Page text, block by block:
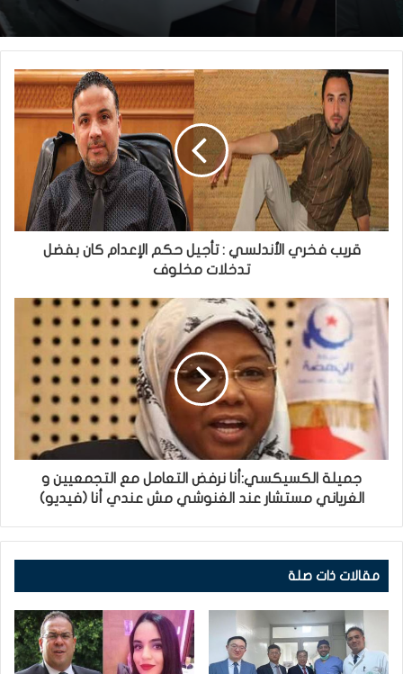
قريب فخري الأندلسي : تأجيل حكم الإعدام كان بفضل
تدخلات مخلوف
جميلة الكسيكسي:أنا نرفض التعامل مع التجمعيين و
الغرياني مستشار عند الغنوشي مش عندي أنا (فيديو)
مقالات ذات صلة